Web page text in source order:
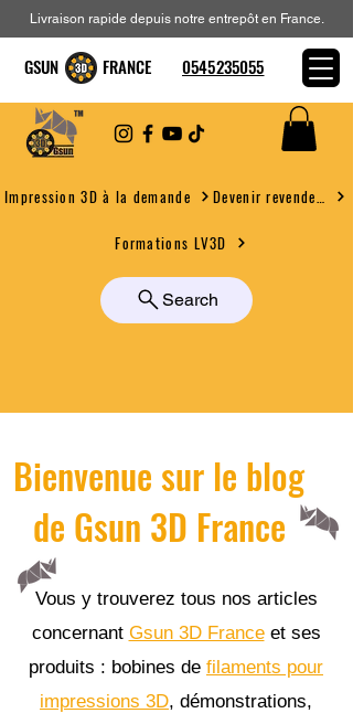
Impression 3D à la demande
Formations LV3D
Search
Livraison rapide depuis notre entrepôt en France.
GSUN FRANCE 0545235055
Bienvenue sur le blog
de Gsun 3D France
Vous y trouverez tous nos articles
concernant Gsun 3D Franceet ses
produits : bobines de filaments pour
impressions 3D, démonstrations,